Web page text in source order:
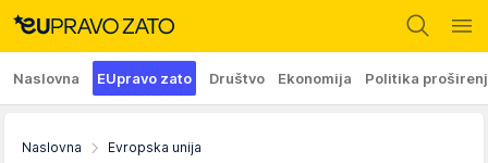
Naslovna EUpravo zato Društvo Ekonomija Politika
Naslovna Evropska unija